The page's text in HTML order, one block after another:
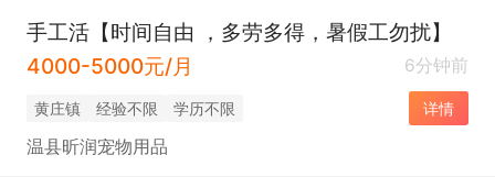
手工活【时间自由 ，多劳多得，暑假工勿扰】
4000-5000元/月
6分钟前
黄庄镇 经验不限 学历不限 详情
温县昕润宠物用品